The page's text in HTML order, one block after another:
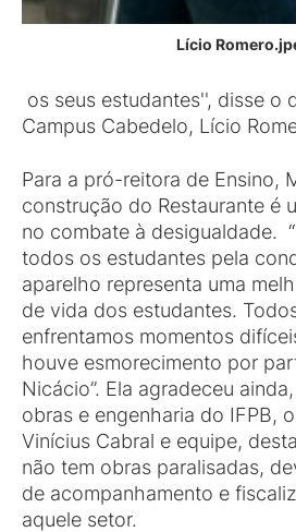
Lício
os seus estudantes'', disse o
Campus Cabedelo, Lício
Para a pró-reitora de Ensino,
construção do Restaurante é
no combate à desigualdade.
todos os estudantes pela
aparelho representa uma
de vida dos estudantes.
enfrentamos momentos
houve esmorecimento por
Nicácio”. Ela agradeceu
obras e engenharia do IFPB,
Vinícius Cabral e equipe,
não tem obras paralisadas,
de acompanhamento e
aquele setor.